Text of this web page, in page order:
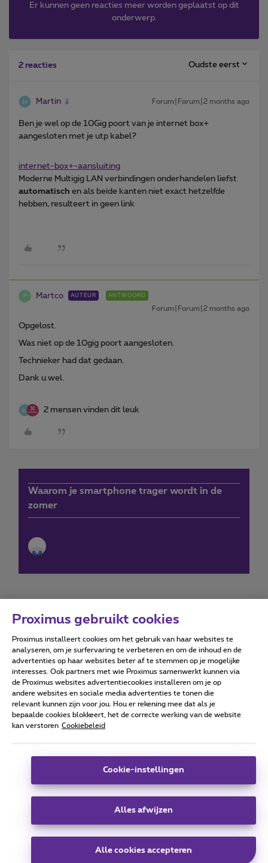
Er kunnen geen reacties meer worden geplaatst op dit
onderwerp.
2 reacties Oudste eerst
Martin Forum|Forum|2 months ago
Ben je wel op de 10Gig poort van je internet box+
aangesloten met je utp kabel?
internet-box+-aansluiting
Moderne Multigig LAN verbindingen onderhandelen liefst
automatisch en als beide kanten niet exact hetzelfde
hebben, resulteert in geen link
M Martco AUTEUR ANTWOORD
Forum|Forum|2 months ago
Opgelost.
Was niet op de 10gig poort aangesloten.
Technieker had dat gedaan.
Dank u wel.
2 mensen vinden dit leuk
Waarom je smartphone trager wordt in de
zomer
Forumvoorwaarden Accessibility statement
Alle rechten voorbehouden. © Proximus
Algemene voorwaarden, consumenteninfo
Deze website is gecreëerd en wordt beheerd conform het
Koning Albert II-laan 27 - B-1030 Brussel.
Carrier & Wholesale Solutions
Telindus
Proximus gebruikt cookies
Proximus installeert cookies om het gebruik van haar websites te
analyseren, om je surfervaring te verbeteren en om de inhoud en de
advertenties op haar websites beter af te stemmen op je mogelijke
interesses. Ook partners met wie Proximus samenwerkt kunnen via
de Proximus websites advertentiecookies installeren om je op
andere websites en sociale media advertenties te tonen die
relevant kunnen zijn voor jou. Hou er rekening mee dat als je
bepaalde cookies blokkeert, het de correcte werking van de website
kan verstoren Cookiebeleid
Cookie-instellingen
Alles afwijzen
Alle cookies accepteren